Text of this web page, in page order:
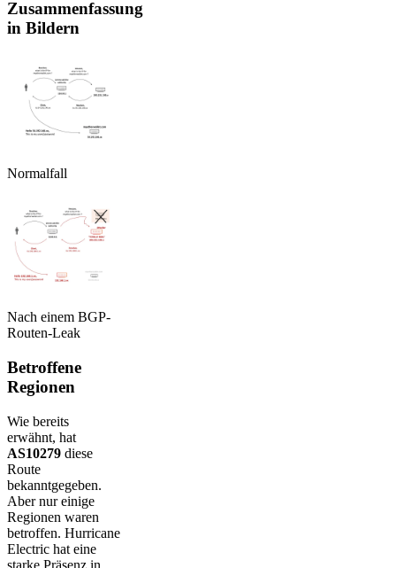
Zusammenfassung
in Bildern
Normalfall
Nach einem BGP-
Routen-Leak
Betroffene
Regionen
Wie bereits
erwähnt, hat
AS10279 diese
Route
bekanntgegeben.
Aber nur einige
Regionen waren
betroffen. Hurricane
Electric hat eine
starke Präsenz in